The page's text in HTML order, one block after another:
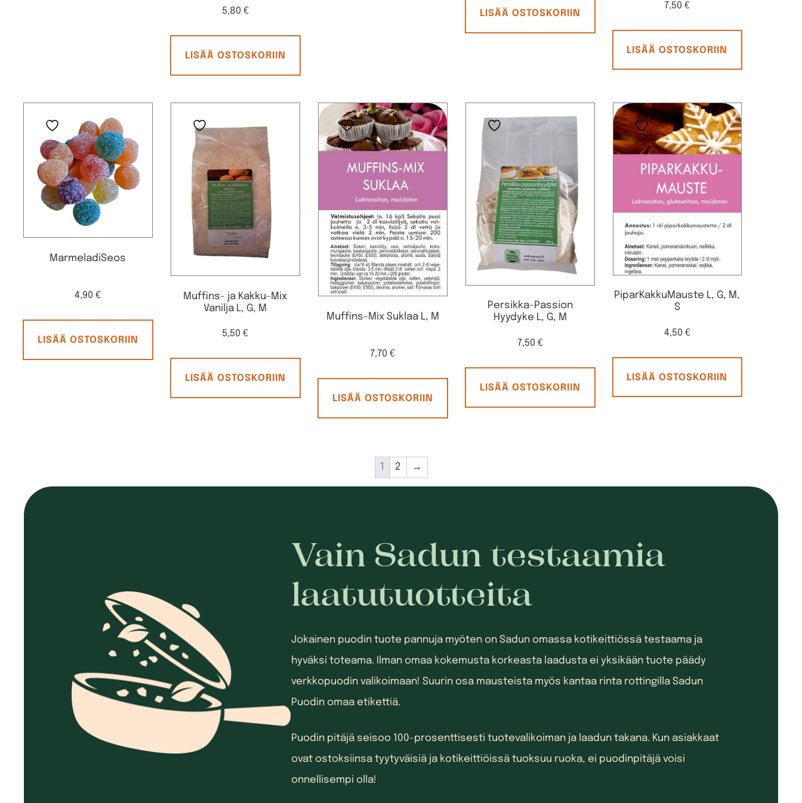
5,80 €
LISÄÄ OSTOSKORIIN
LISÄÄ OSTOSKORIIN
7,50€
LISÄÄ OSTOSKORIIN
MarmeladiSeos
4,90€
LISÄÄ OSTOSKORIIN
Muffins- ja Kakku-Mix
Vanilja L, G, M
5,50€
LISÄÄ OSTOSKORIIN
Muffins-Mix Suklaa L, M
7,70€
LISÄÄ OSTOSKORIIN
Persikka-Passion
Hyydyke L, G, M
7,50 €
LISÄÄ OSTOSKORIIN
PiparKakkuMauste L, G, M,
S
4,50 €
LISÄÄ OSTOSKORIIN
1 2 →
Vain Sadun testaamia
laatutuotteita
Jokainen puodin tuote pannuja myöten on Sadun omassa kotikeittiössä testaama ja
hyväksi toteama. Ilman omaa kokemusta korkeasta laadusta ei yksikään tuote päädy
verkkopuodin valikoimaan! Suurin osa mausteista myös kantaa rinta rottingilla Sadun
Puodin omaa etikettiä.
Puodin pitäjä seisoo 100-prosenttisesti tuotevalikoiman ja laadun takana. Kun asiakkaat
ovat ostoksiinsa tyytyväisiä ja kotikeittiöissä tuoksuu ruoka, ei puodinpitäjä voisi
onnellisempi olla!